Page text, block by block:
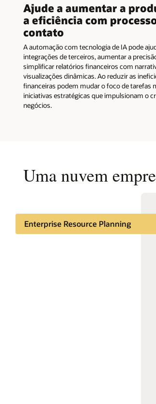
Ajude a aumentar a
a eficiência com
contato
A automação com tecnologia de IA pode
integrações de terceiros, aumentar a
simplificar relatórios financeiros com
visualizações dinâmicas. Ao reduzir as
financeiras podem mudar o foco de tarefas
iniciativas estratégicas que impulsionam o
negócios.
Uma nuvem
Enterprise Resource Planning